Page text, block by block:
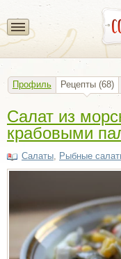
Профиль Рецепты(68)
Салат из
крабовыми
Салаты, Рыбные